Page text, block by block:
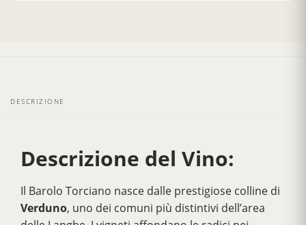
DESCRIZIONE
Descrizione del Vino:
Il Barolo Torciano nasce dalle prestigiose colline di
Verduno, uno dei comuni più distintivi dell’area